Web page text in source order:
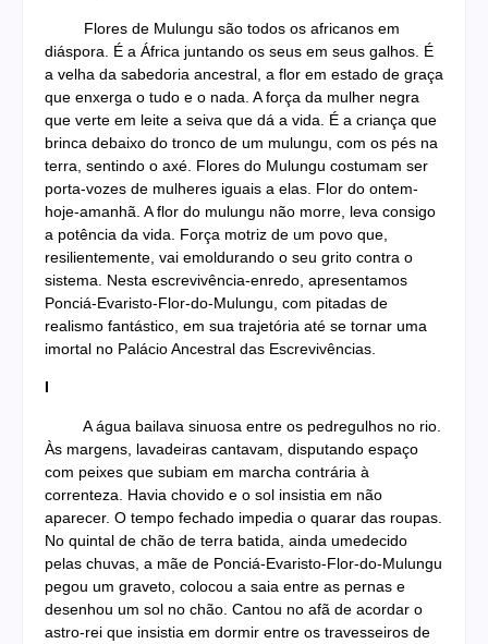
Flores de Mulungu são todos os africanos em
diáspora. É a África juntando os seus em seus galhos. É
a velha da sabedoria ancestral, a flor em estado de graça
que enxerga o tudo e o nada. A força da mulher negra
que verte em leite a seiva que dá a vida. É a criança que
brinca debaixo do tronco de um mulungu, com os pés na
terra, sentindo o axé. Flores do Mulungu costumam ser
porta-vozes de mulheres iguais a elas. Flor do ontem-
hoje-amanhã. A flor do mulungu não morre, leva consigo
a potência da vida. Força motriz de um povo que,
resilientemente, vai emoldurando o seu grito contra o
sistema. Nesta escrevivência-enredo, apresentamos
Ponciá-Evaristo-Flor-do-Mulungu, com pitadas de
realismo fantástico, em sua trajetória até se tornar uma
imortal no Palácio Ancestral das Escrevivências.
I
A água bailava sinuosa entre os pedregulhos no rio.
Às margens, lavadeiras cantavam, disputando espaço
com peixes que subiam em marcha contrária à
correnteza. Havia chovido e o sol insistia em não
aparecer. O tempo fechado impedia o quarar das roupas.
No quintal de chão de terra batida, ainda umedecido
pelas chuvas, a mãe de Ponciá-Evaristo-Flor-do-Mulungu
pegou um graveto, colocou a saia entre as pernas e
desenhou um sol no chão. Cantou no afã de acordar o
astro-rei que insistia em dormir entre os travesseiros de